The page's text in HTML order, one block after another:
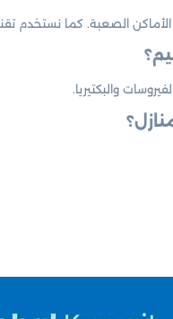
الصعبة. كما نستخدم
والبكتيريا.